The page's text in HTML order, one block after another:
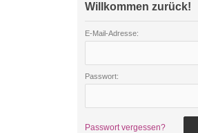
Willkommen zurück!
E-Mail-Adresse:
Passwort:
Passwort vergessen?